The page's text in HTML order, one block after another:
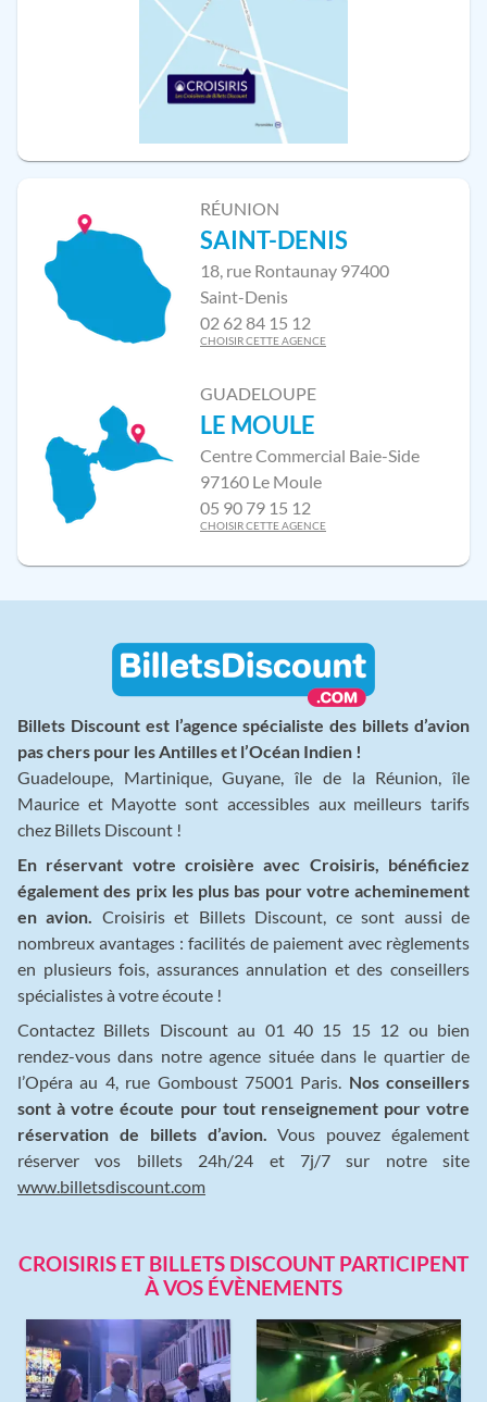
RÉUNION
SAINT-DENIS
18, rue Rontaunay 97400
Saint-Denis
02 62 84 15 12
CHOISIR CETTE AGENCE
GUADELOUPE
LE MOULE
Centre Commercial Baie-Side
97160 Le Moule
05 90 79 15 12
CHOISIR CETTE AGENCE
Billets Discount est l’agence spécialiste des billets d’avion
pas chers pour les Antilles et l’Océan Indien !
Guadeloupe, Martinique, Guyane, île de la Réunion, île
Maurice et Mayotte sont accessibles aux meilleurs tarifs
chez Billets Discount !
En réservant votre croisière avec Croisiris, bénéficiez
également des prix les plus bas pour votre acheminement
en avion.
Croisiris et Billets Discount, ce sont aussi de
nombreux avantages : facilités de paiement avec règlements
en plusieurs fois, assurances annulation et des conseillers
spécialistes à votre écoute !
Contactez Billets Discount au 01 40 15 15 12 ou bien
rendez-vous dans notre agence située dans le quartier de
l’Opéra au 4, rue Gomboust 75001 Paris. Nos conseillers
sont à votre écoute pour tout renseignement pour votre
réservation de billets d’avion.
Vous pouvez également
réserver vos billets 24h/24 et 7j/7 sur notre site
www.billetsdiscount.com
CROISIRIS ET BILLETS DISCOUNT PARTICIPENT
À VOS ÉVÈNEMENTS